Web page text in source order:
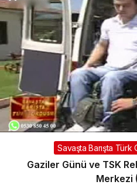
Savaşta Barışta Türk
Gaziler Günü ve TSK
Merkezi